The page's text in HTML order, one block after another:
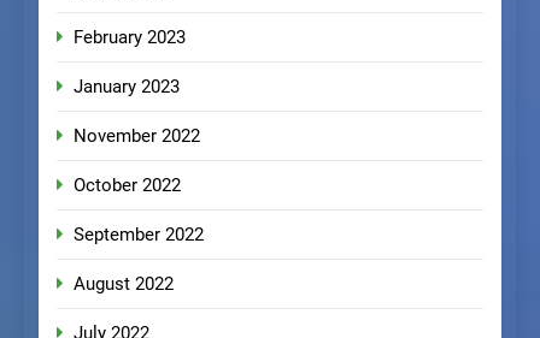
February 2023
January 2023
November 2022
October 2022
September 2022
August 2022
July 2022